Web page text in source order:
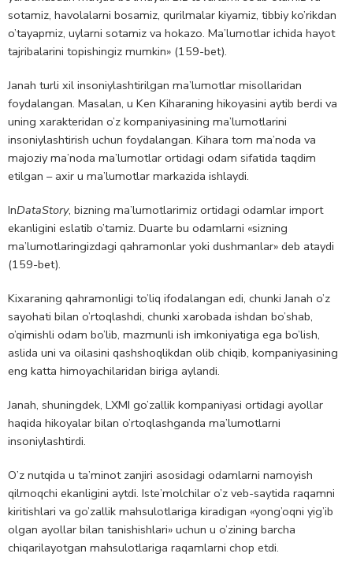
sotamiz, havolalarni bosamiz, qurilmalar kiyamiz, tibbiy ko’rikdan
o’tayapmiz, uylarni sotamiz va hokazo. Ma’lumotlar ichida hayot
tajribalarini topishingiz mumkin» (159-bet).
Janah turli xil insoniylashtirilgan ma’lumotlar misollaridan
foydalangan. Masalan, u Ken Kiharaning hikoyasini aytib berdi va
uning xarakteridan o’z kompaniyasining ma’lumotlarini
insoniylashtirish uchun foydalangan. Kihara tom ma’noda va
majoziy ma’noda ma’lumotlar ortidagi odam sifatida taqdim
etilgan – axir u ma’lumotlar markazida ishlaydi.
InDataStory, bizning ma’lumotlarimiz ortidagi odamlar import
ekanligini eslatib o’tamiz. Duarte bu odamlarni «sizning
ma’lumotlaringizdagi qahramonlar yoki dushmanlar» deb ataydi
(159-bet).
Kixaraning qahramonligi to’liq ifodalangan edi, chunki Janah o’z
sayohati bilan o’rtoqlashdi, chunki xarobada ishdan bo’shab,
o’qimishli odam bo’lib, mazmunli ish imkoniyatiga ega bo’lish,
aslida uni va oilasini qashshoqlikdan olib chiqib, kompaniyasining
eng katta himoyachilaridan biriga aylandi.
Janah, shuningdek, LXMI go’zallik kompaniyasi ortidagi ayollar
haqida hikoyalar bilan o’rtoqlashganda ma’lumotlarni
insoniylashtirdi.
O’z nutqida u ta’minot zanjiri asosidagi odamlarni namoyish
qilmoqchi ekanligini aytdi. Iste’molchilar o’z veb-saytida raqamni
kiritishlari va go’zallik mahsulotlariga kiradigan «yong’oqni yig’ib
olgan ayollar bilan tanishishlari» uchun u o’zining barcha
chiqarilayotgan mahsulotlariga raqamlarni chop etdi.